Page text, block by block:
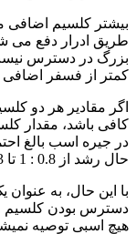
بیشتر کلسیم
طریق ادرار دفع می
بزرگ در دسترس
کمتر از فسفر
اگر مقادیر هر دو
کافی باشد، مقدار
حال رشد از 0.8 : 1 تا 3: 1 بدون ایجاد مشکل.
با این حال، به عنوان
هیچ اسبی توصیه